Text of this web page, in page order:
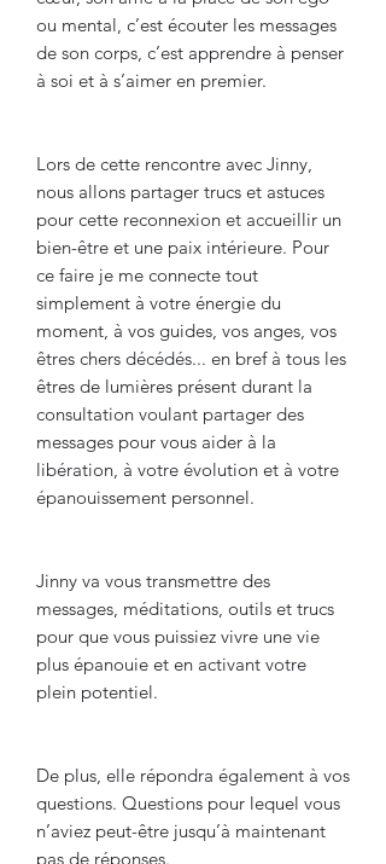
ou mental, c’est écouter les messages
de son corps, c’est apprendre à penser
à soi et à s’aimer en premier.
Lors de cette rencontre avec Jinny,
nous allons partager trucs et astuces
pour cette reconnexion et accueillir un
bien-être et une paix intérieure. Pour
ce faire je me connecte tout
simplement à votre énergie du
moment, à vos guides, vos anges, vos
êtres chers décédés... en bref à tous les
êtres de lumières présent durant la
consultation voulant partager des
messages pour vous aider à la
libération, à votre évolution et à votre
épanouissement personnel.
Jinny va vous transmettre des
messages, méditations, outils et trucs
pour que vous puissiez vivre une vie
plus épanouie et en activant votre
plein potentiel.
De plus, elle répondra également à vos
questions. Questions pour lequel vous
n’aviez peut-être jusqu’à maintenant
pas de réponses.